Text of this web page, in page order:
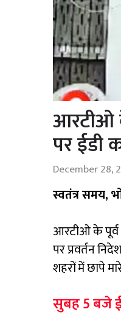
आरटीओ
पर ईडी
December 28,
स्वतंत्र समय,
आरटीओ के पूर्व
पर प्रवर्तन
शहरों में छापे
सुबह 5 बजे